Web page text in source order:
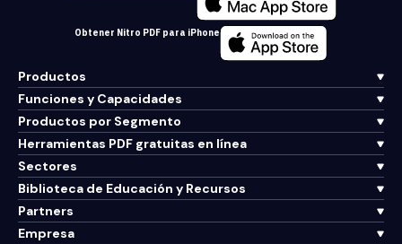
Obtener Nitro PDF para iPhone
Productos
Funciones y Capacidades
Productos por Segmento
Herramientas PDF gratuitas en línea
Sectores
Biblioteca de Educación y Recursos
Partners
Empresa